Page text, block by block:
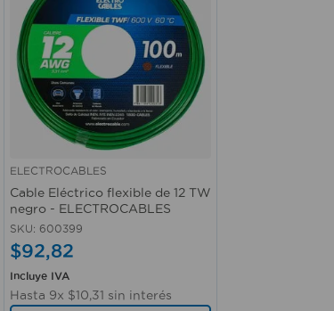
ELECTROCABLES
Cable Eléctrico flexible de 12 TW
negro - ELECTROCABLES
SKU: 600399
$92,82
Incluye IVA
Hasta 9x $10,31 sin interés